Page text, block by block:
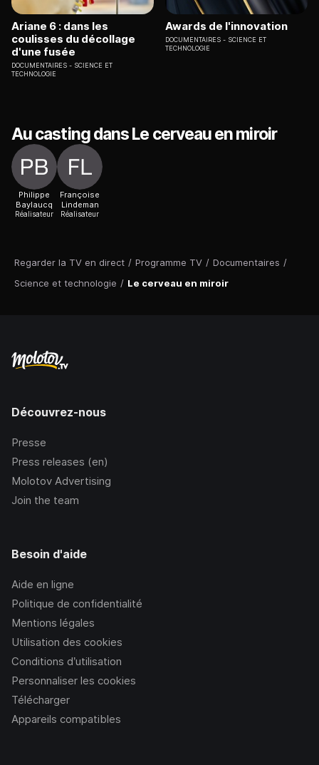
Regarder la TV en direct / Programme TV / Documentaires /
Science et technologie / Le cerveau en miroir
Ariane 6 : dans les
coulisses du décollage
d'une fusée
DOCUMENTAIRES
SCIENCE ET
TECHNOLOGIE
Awards de l'innovation
DOCUMENTAIRES
SCIENCE ET
TECHNOLOGIE
Au casting dans Le cerveau en miroir
Philippe
Baylaucq
Réalisateur
Françoise
Lindeman
Réalisateur
Découvrez-nous
Presse
Press releases (en)
Molotov Advertising
Join the team
Besoin d'aide
Aide en ligne
Politique de confidentialité
Mentions légales
Utilisation des cookies
Conditions d’utilisation
Personnaliser les cookies
Télécharger
Appareils compatibles